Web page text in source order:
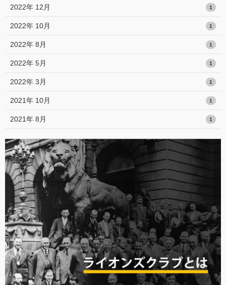
2022年 12月 1
2022年 10月 1
2022年 8月 1
2022年 5月 1
2022年 3月 1
2021年 10月 1
2021年 8月 1